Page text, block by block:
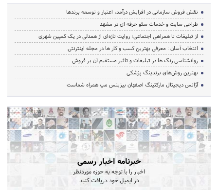
نقش فروش سازمانی در افزایش درآمد، اعتبار و توسعه برندها
طراحی سایت و خدمات سئو حرفه ای در مشهد
از تبلیغات تا همراهی اجتماعی؛ روایت تازه‌ای از همدلی در یک کمپین شهری
انتخاب آسان : معرفی بهترین کسب و کار ها در مجله اینترنتی
روانشناسی رنگ ها در تبلیغات و تاثیر مستقیم آن بر فروش
بهترین روش‌های برندینگ پزشکی
آژانس دیجیتال مارکتینگ اصفهان بیزینس مپ همراه شماست
خبرنامه اخبار رسمی
اخبار را با توجه به حوزه موردنظر
در ایمیل خود دریافت کنید